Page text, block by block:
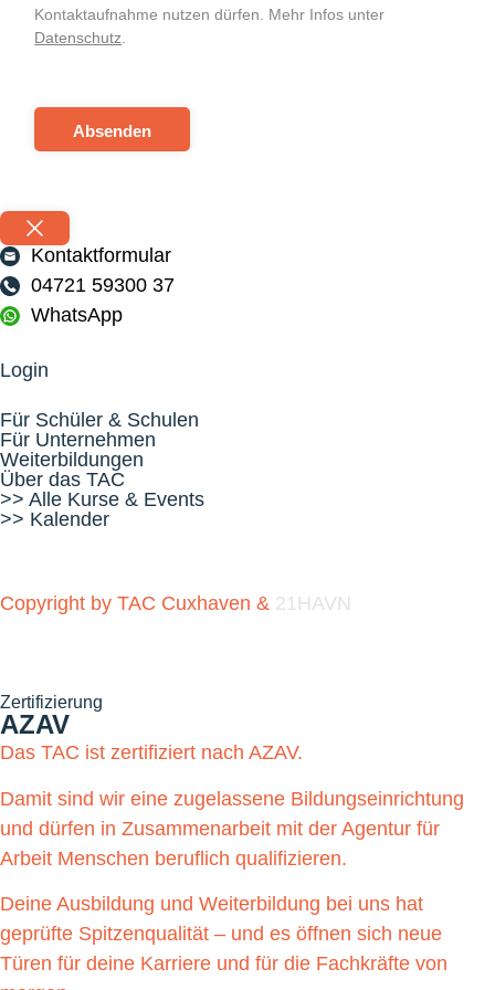
Kontaktaufnahme nutzen dürfen. Mehr Infos unter
Datenschutz.
Absenden
Kontaktformular
04721 59300 37
WhatsApp
Login
Für Schüler & Schulen
Für Unternehmen
Weiterbildungen
Über das TAC
>> Alle Kurse & Events
>> Kalender
Copyright by TAC Cuxhaven & 21HAVN
Zertifizierung
AZAV
Das TAC ist zertifiziert nach AZAV.
Damit sind wir eine zugelassene Bildungseinrichtung
und dürfen in Zusammenarbeit mit der Agentur für
Arbeit Menschen beruflich qualifizieren.
Deine Ausbildung und Weiterbildung bei uns hat
geprüfte Spitzenqualität – und es öffnen sich neue
Türen für deine Karriere und für die Fachkräfte von